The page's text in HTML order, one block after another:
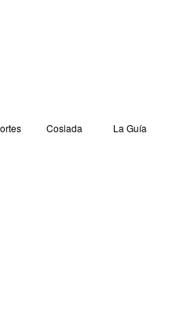
Coslada La Guía